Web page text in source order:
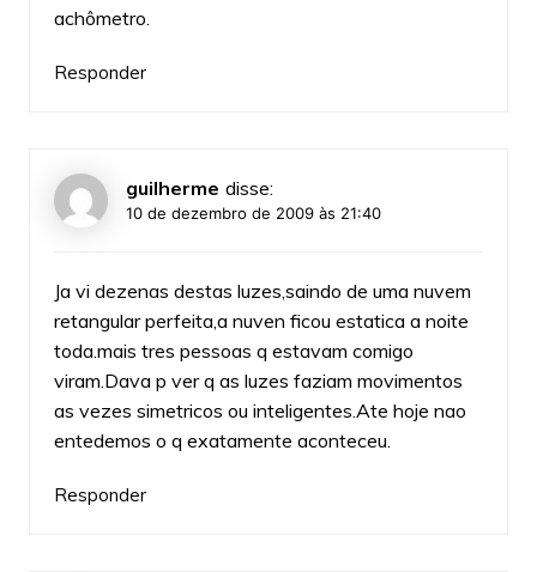
achômetro.
Responder
guilherme disse:
10 de dezembro de 2009 às 21:40
Ja vi dezenas destas luzes,saindo de uma nuvem
retangular perfeita,a nuven ficou estatica a noite
toda.mais tres pessoas q estavam comigo
viram.Dava p ver q as luzes faziam movimentos
as vezes simetricos ou inteligentes.Ate hoje nao
entedemos o q exatamente aconteceu.
Responder